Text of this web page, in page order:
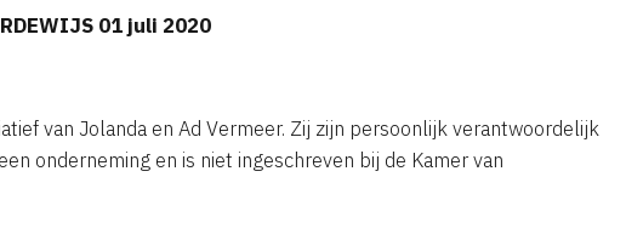
01 juli 2020
van Jolanda en Ad Vermeer. Zij zijn persoonlijk verantwoordelijk
onderneming en is niet ingeschreven bij de Kamer van